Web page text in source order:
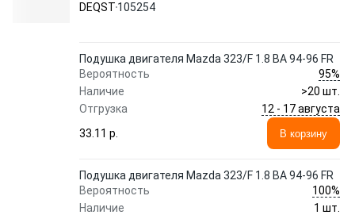
DEQST 105254
Подушка двигателя Mazda 323/F 1.8 BA 94-96 FR
Вероятность
95%
Наличие
>20 шт.
Отгрузка
12 - 17 августа
33.11 p.
В корзину
Подушка двигателя Mazda 323/F 1.8 BA 94-96 FR
Вероятность
100%
Наличие
1 шт.